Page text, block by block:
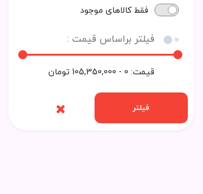
فقط کالاهای موجود
فیلتر براساس قیمت :
قیمت: 0 - 105,350,000 تومان
فیلتر